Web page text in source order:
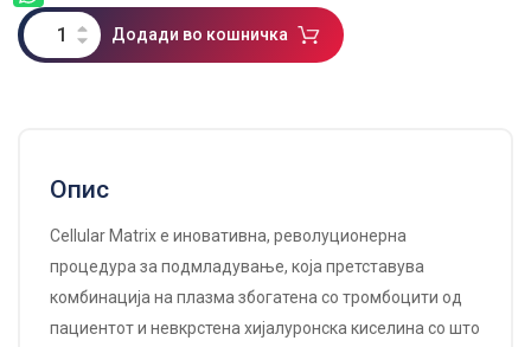
Додади во кошничка
Опис
Cellular Matrix е иновативна, револуционерна
процедура за подмладување, која претставува
комбинација на плазма збогатена со тромбоцити од
пациентот и невкрстена хијалуронска киселина со што